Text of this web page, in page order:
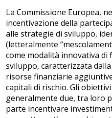
La Commissione Europea,
incentivazione della
alle strategie di sviluppo,
(letteralmente
come modalità innovativa di
sviluppo, caratterizzata
risorse finanziarie
capitali di rischio. Gli
generalmente due, tra loro
parte incentivare